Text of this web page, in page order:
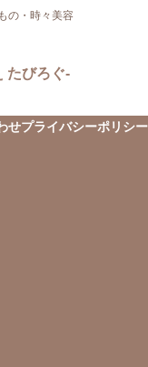
の・時々美容
たびろぐ-
せプライバシーポリシー